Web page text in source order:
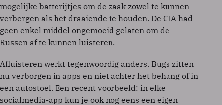
mogelijke batterijtjes om de zaak zowel te kunnen
verbergen als het draaiende te houden. De CIA had
geen enkel middel ongemoeid gelaten om de
Russen af te kunnen luisteren.
Afluisteren werkt tegenwoordig anders. Bugs zitten
nu verborgen in apps en niet achter het behang of in
een autostoel. Een recent voorbeeld: in elke
socialmedia-app kun je ook nog eens een eigen